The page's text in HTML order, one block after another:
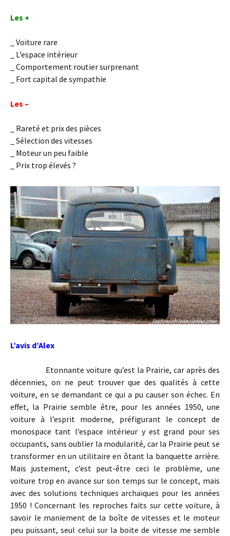
Les +
_ Voiture rare
_ L’espace intérieur
_ Comportement routier surprenant
_ Fort capital de sympathie
Les –
_ Rareté et prix des pièces
_ Sélection des vitesses
_ Moteur un peu faible
_ Prix trop élevés ?
L’avis d’Alex
Etonnante voiture qu’est la Prairie, car après des
décennies, on ne peut trouver que des qualités à cette
voiture, en se demandant ce qui a pu causer son échec. En
effet, la Prairie semble être, pour les années 1950, une
voiture à l’esprit moderne, préfigurant le concept de
monospace tant l’espace intérieur y est grand pour ses
occupants, sans oublier la modularité, car la Prairie peut se
transformer en un utilitaire en ôtant la banquette arrière.
Mais justement, c’est peut-être ceci le problème, une
voiture trop en avance sur son temps sur le concept, mais
avec des solutions techniques archaïques pour les années
1950 ! Concernant les reproches faits sur cette voiture, à
savoir le maniement de la boîte de vitesses et le moteur
peu puissant, seul celui sur la boite de vitesse me semble